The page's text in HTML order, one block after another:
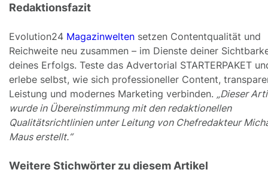
Redaktionsfazit
Evolution24 Magazinwelten setzen Contentqualität und
Reichweite neu zusammen – im Dienste deiner
deines Erfolgs. Teste das Advertorial STARTERPAKET
erlebe selbst, wie sich professioneller Content,
Leistung und modernes Marketing verbinden. „Dieser
wurde in Übereinstimmung mit den redaktionellen
Qualitätsrichtlinien unter Leitung von Chefredakteur
Maus erstellt.“
Weitere Stichwörter zu diesem Artikel